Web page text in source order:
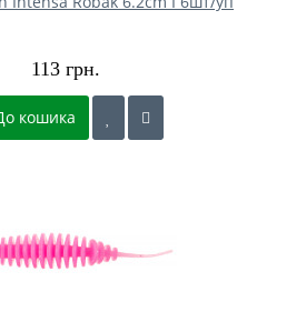
113 грн.
кошика